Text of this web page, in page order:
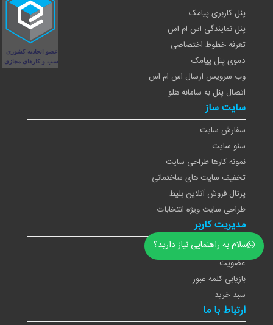
پنل کاربری پیامک
پنل نمایندگی اس ام اس
تعرفه خطوط اختصاصی
دموی پنل پیامک
وب سرویس ارسال اس ام اس
اتصال پنل به سامانه هلو
سایت ساز
سفارش سایت
سئو سایت
نمونه کارها طراحی سایت
تخفیف سایت های ساختمانی
پرتال فروش آنلاین بلیط
طراحی سایت ویژه انتخابات
مدیریت کاربر
ورود
عضویت
بازیابی کلمه عبور
سبد خرید
ارتباط با ما
سلام به راهنمایی نیاز دارید؟